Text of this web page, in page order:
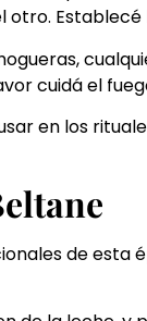
Establecé
cuidá el
en los
de esta